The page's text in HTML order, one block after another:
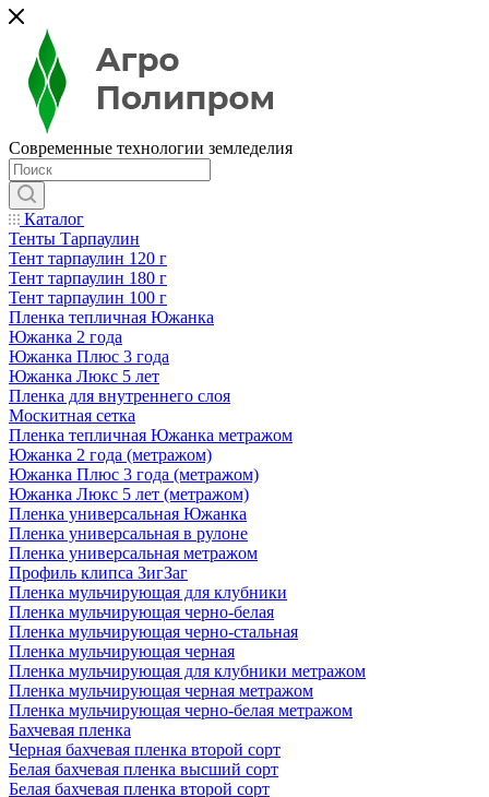
Современные технологии земледелия
Каталог
Тенты Тарпаулин
Тент тарпаулин 120 г
Тент тарпаулин 180 г
Тент тарпаулин 100 г
Пленка тепличная Южанка
Южанка 2 года
Южанка Плюс 3 года
Южанка Люкс 5 лет
Пленка для внутреннего слоя
Москитная сетка
Пленка тепличная Южанка метражом
Южанка 2 года (метражом)
Южанка Плюс 3 года (метражом)
Южанка Люкс 5 лет (метражом)
Пленка универсальная Южанка
Пленка универсальная в рулоне
Пленка универсальная метражом
Профиль клипса ЗигЗаг
Пленка мульчирующая для клубники
Пленка мульчирующая черно-белая
Пленка мульчирующая черно-стальная
Пленка мульчирующая черная
Пленка мульчирующая для клубники метражом
Пленка мульчирующая черная метражом
Пленка мульчирующая черно-белая метражом
Бахчевая пленка
Черная бахчевая пленка второй сорт
Белая бахчевая пленка высший сорт
Белая бахчевая пленка второй сорт